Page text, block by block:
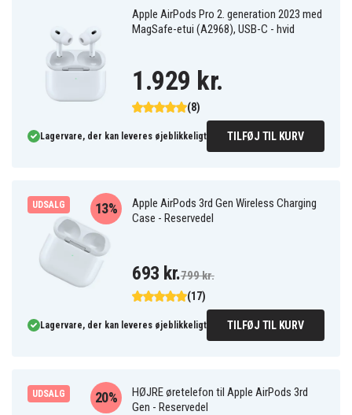
Apple AirPods Pro 2. generation 2023 med
MagSafe-etui (A2968), USB-C - hvid
(8)
1.929 kr.
Lagervare, der kan leveres øjeblikkeligt TILFØJ TIL KURV
UDSALG
Apple AirPods 3rd Gen Wireless Charging
Case - Reservedel
(17)
13%
693 kr.799 kr.
Lagervare, der kan leveres øjeblikkeligt TILFØJ TIL KURV
UDSALG
HØJRE øretelefon til Apple AirPods 3rd
Gen - Reservedel
20%